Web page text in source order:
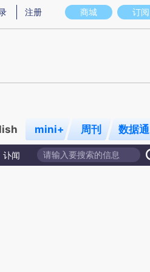
图存在偏差。不代表财新观点和立场。推
商城 订阅
注册
mini+ 周刊 数据通
讣闻